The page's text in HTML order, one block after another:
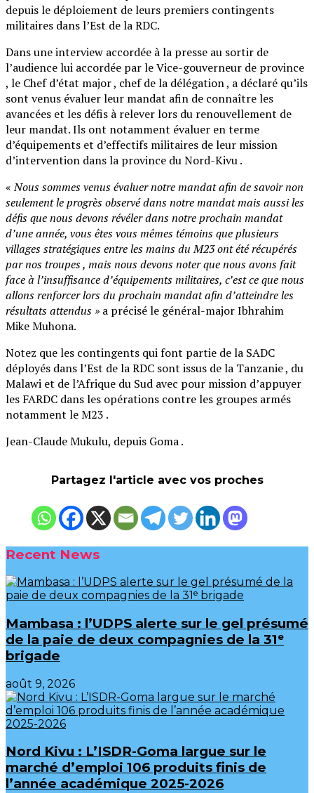
depuis le déploiement de leurs premiers contingents
militaires dans l’Est de la RDC.
Dans une interview accordée à la presse au sortir de
l’audience lui accordée par le Vice-gouverneur de province
, le Chef d’état major , chef de la délégation , a déclaré qu’ils
sont venus évaluer leur mandat afin de connaître les
avancées et les défis à relever lors du renouvellement de
leur mandat. Ils ont notamment évaluer en terme
d’équipements et d’effectifs militaires de leur mission
d’intervention dans la province du Nord-Kivu .
«Nous sommes venus évaluer notre mandat afin de savoir non
seulement le progrès observé dans notre mandat mais aussi les
défis que nous devons révéler dans notre prochain mandat
d’une année, vous êtes vous mêmes témoins que plusieurs
villages stratégiques entre les mains du M23 ont été récupérés
par nos troupes , mais nous devons noter que nous avons fait
face à l’insuffisance d’équipements militaires, c’est ce que nous
allons renforcer lors du prochain mandat afin d’atteindre les
résultats attendus » a précisé le général-major Ibhrahim
Mike Muhona.
Notez que les contingents qui font partie de la SADC
déployés dans l’Est de la RDC sont issus de la Tanzanie , du
Malawi et de l’Afrique du Sud avec pour mission d’appuyer
les FARDC dans les opérations contre les groupes armés
notamment le M23 .
Jean-Claude Mukulu, depuis Goma .
Partagez l'article avec vos proches
Recent News
Mambasa : l’UDPS alerte sur le gel présumé
de la paie de deux compagnies de la 31ᵉ
brigade
août 9, 2026
Nord Kivu : L’ISDR-Goma largue sur le
marché d’emploi 106 produits finis de
l’année académique 2025-2026